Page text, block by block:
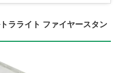
ラライト ファイヤースタン